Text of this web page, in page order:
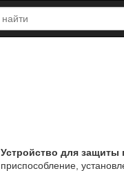
Устройство для защиты
приспособление,